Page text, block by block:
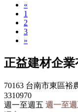
«
1
2
3
»
正益建材企業
70163 台南市東區裕
3310970
週一至週五 週一至